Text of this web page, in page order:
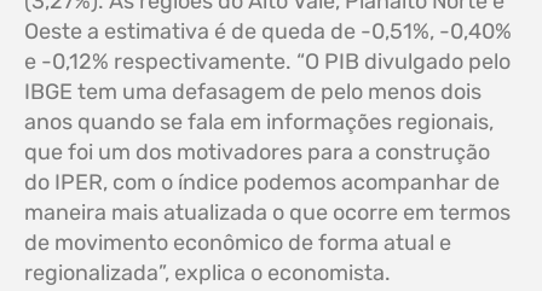
Oeste a estimativa é de queda de -0,51%, -0,40%
e -0,12% respectivamente. “O PIB divulgado pelo
IBGE tem uma defasagem de pelo menos dois
anos quando se fala em informações regionais,
que foi um dos motivadores para a construção
do IPER, com o índice podemos acompanhar de
maneira mais atualizada o que ocorre em termos
de movimento econômico de forma atual e
regionalizada”, explica o economista.